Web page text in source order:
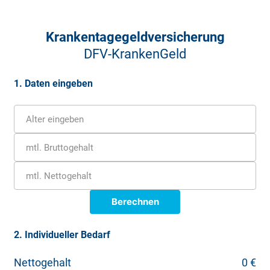
Krankentagegeldversicherung
DFV-KrankenGeld
1. Daten eingeben
Alter eingeben
mtl. Bruttogehalt
mtl. Nettogehalt
Berechnen
Bestimmung der Beitragsbemessungsgrundlage
Als Grundlage für das gesetzliche Krankengeld dient der
2. Individueller Bedarf
Nettogehalt
0 €